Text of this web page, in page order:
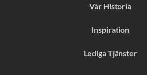
Vår Historia
Inspiration
Lediga Tjänster